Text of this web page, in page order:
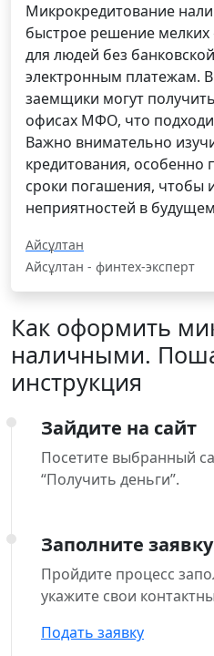
Микрокредитование
быстрое решение
для людей без
электронным платежам.
заемщики могут
офисах МФО, что
Важно внимательно
кредитования, особенно
сроки погашения, чтобы
неприятностей в
Айсұлтан
Айсұлтан - финтех-эксперт
Как оформить
наличными.
инструкция
Зайдите на сайт
Посетите выбранный
“Получить деньги”.
Заполните заявку
Пройдите процесс
укажите свои
Подать заявку